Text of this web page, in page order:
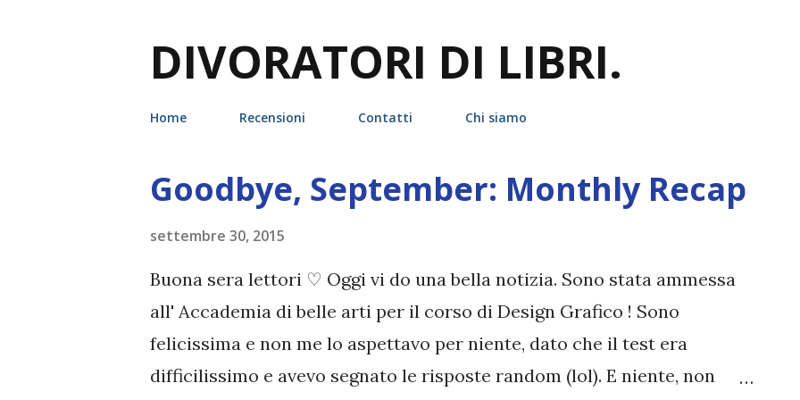
DIVORATORI DI LIBRI.
Home Recensioni Contatti Chi siamo
Goodbye, September: Monthly Recap
settembre 30, 2015
Buona sera lettori ♡ Oggi vi do una bella notizia. Sono stata ammessa
all' Accademia di belle arti per il corso di Design Grafico ! Sono
felicissima e non me lo aspettavo per niente, dato che il test era
difficilissimo e avevo segnato le risposte random (lol). E niente, non